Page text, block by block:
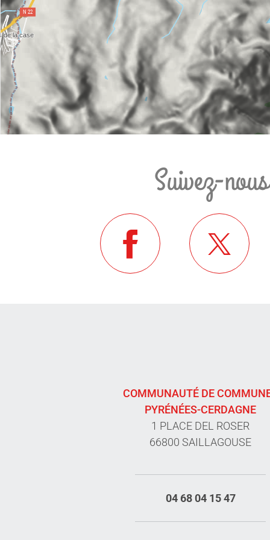
Suivez-
COMMUNAUTÉ DE
PYRÉNÉES-CERDAGNE
1 PLACE DEL ROSER
66800 SAILLAGOUSE
04 68 04 15 47